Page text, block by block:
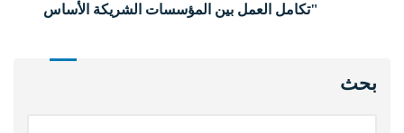
"تكامل العمل بين المؤسسات الشريكة الأساس
بحث